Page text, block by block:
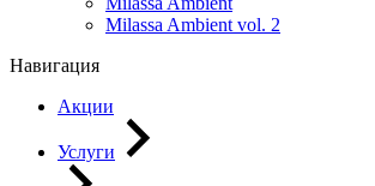
Milassa Ambient vol. 2
Навигация
Акции
Услуги